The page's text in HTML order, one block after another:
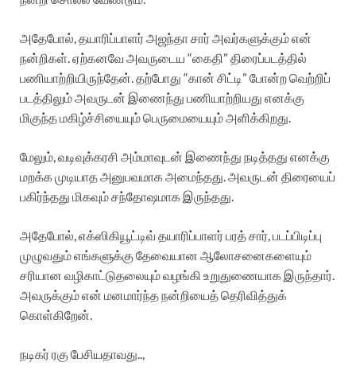
அதேபோல், தயாரிப்பாளர் அஜந்தா சார் அவர்களுக்கும் என்
நன்றிகள். ஏற்கனவே அவருடைய “கைதி” திரைப்படத்தில்
பணியாற்றியிருந்தேன். தற்போது “கான் சிட்டி” போன்ற வெற்றிப்
படத்திலும் அவருடன் இணைந்து பணியாற்றியது எனக்கு
மிகுந்த மகிழ்ச்சியையும் பெருமையையும் அளிக்கிறது.
மேலும், வடிவுக்கரசி அம்மாவுடன் இணைந்து நடித்தது எனக்கு
மறக்க முடியாத அனுபவமாக அமைந்தது. அவருடன் திரையைப்
பகிர்ந்தது மிகவும் சந்தோஷமாக இருந்தது.
அதேபோல், எக்ஸிகியூட்டிவ் தயாரிப்பாளர் பரத் சார், படப்பிடிப்பு
முழுவதும் எங்களுக்கு தேவையான ஆலோசனைகளையும்
சரியான வழிகாட்டுதலையும் வழங்கி உறுதுணையாக இருந்தார்.
அவருக்கும் என் மனமார்ந்த நன்றியைத் தெரிவித்துக்
கொள்கிறேன்.
நடிகர் ரகு பேசியதாவது..,